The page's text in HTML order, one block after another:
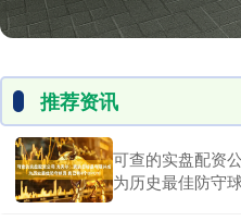
推荐资讯
可查的实盘配资
为历史最佳防守